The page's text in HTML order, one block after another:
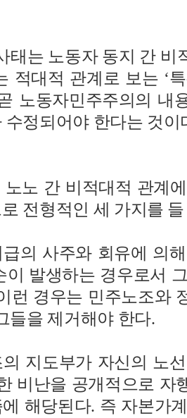
태는 노동자 동지 간 비
적대적 관계로 보는 ‘
노동자민주주의의 내
수정되어야 한다는 것이
노노 간 비적대적 관계
전형적인 세 가지를
의 사주와 회유에 의
이 발생하는 경우로서
런 경우는 민주노조와
들을 제거해야 한다.
지도부가 자신의 노
비난을 공개적으로 자
해당된다. 즉 자본가